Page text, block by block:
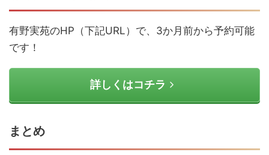
有野実苑のHP（下記URL）で、3か月前から予約可能
です！
詳しくはコチラ
まとめ